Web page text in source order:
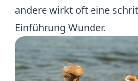
andere wirkt oft eine
Einführung Wunder.